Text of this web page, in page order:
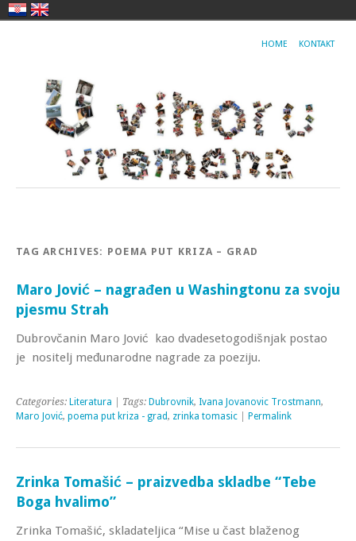
HOME KONTAKT
TAG ARCHIVES: POEMA PUT KRIZA – GRAD
Maro Jović – nagrađen u Washingtonu za svoju
pjesmu Strah
Dubrovčanin Maro Jović kao dvadesetogodišnjak postao
je nositelj međunarodne nagrade za poeziju.
Categories: Literatura | Tags: Dubrovnik, Ivana Jovanovic Trostmann,
Maro Jović, poema put kriza - grad, zrinka tomasic Permalink
Zrinka Tomašić – praizvedba skladbe “Tebe
Boga hvalimo”
Zrinka Tomašić, skladateljica “Mise u čast blaženog